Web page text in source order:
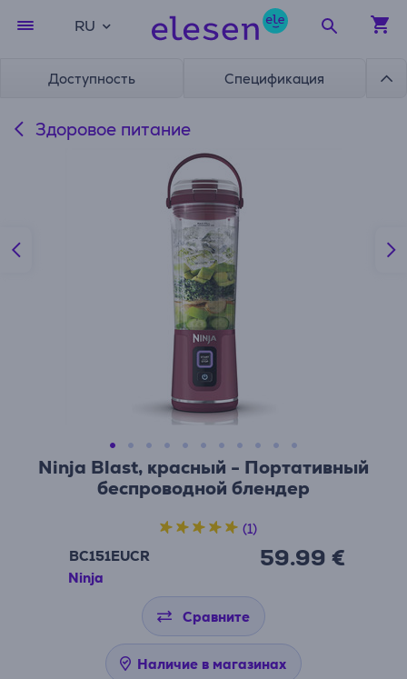
RU
Доступность Спецификация
Здоровое питание
Ninja Blast, красный - Портативный
беспроводной блендер
BC151EUCR
Ninja
59.99 €
(1)
Сравните
Наличие в магазинах